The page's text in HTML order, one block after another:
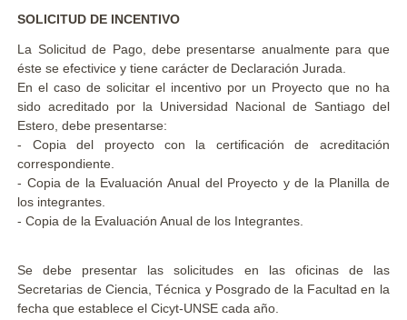
SOLICITUD DE INCENTIVO
La Solicitud de Pago, debe presentarse anualmente para que
éste se efectivice y tiene carácter de Declaración Jurada.
En el caso de solicitar el incentivo por un Proyecto que no ha
sido acreditado por la Universidad Nacional de Santiago del
Estero, debe presentarse:
- Copia del proyecto con la certificación de acreditación
correspondiente.
- Copia de la Evaluación Anual del Proyecto y de la Planilla de
los integrantes.
- Copia de la Evaluación Anual de los Integrantes.
Se debe presentar las solicitudes en las oficinas de las
Secretarias de Ciencia, Técnica y Posgrado de la Facultad en la
fecha que establece el Cicyt-UNSE cada año.